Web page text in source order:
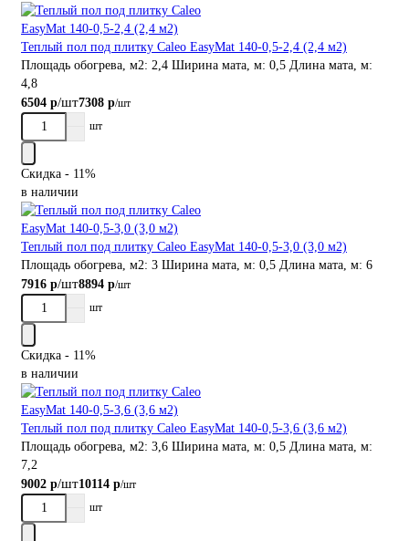
Теплый пол под плитку Caleo EasyMat 140-0,5-2,4 (2,4 м2)
Площадь обогрева, м2: 2,4 Ширина мата, м: 0,5 Длина мата, м:
4,8
6504 р/шт7308 р/шт
шт
Скидка - 11%
в наличии
Теплый пол под плитку Caleo EasyMat 140-0,5-3,0 (3,0 м2)
Площадь обогрева, м2: 3 Ширина мата, м: 0,5 Длина мата, м: 6
7916 р/шт8894 р/шт
шт
Скидка - 11%
в наличии
Теплый пол под плитку Caleo EasyMat 140-0,5-3,6 (3,6 м2)
Площадь обогрева, м2: 3,6 Ширина мата, м: 0,5 Длина мата, м:
7,2
9002 р/шт10114 р/шт
шт